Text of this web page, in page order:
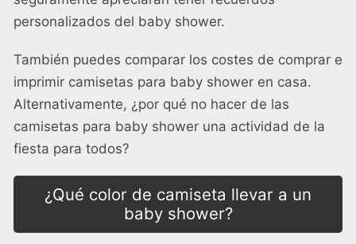
personalizados del baby shower.
También puedes comparar los costes de comprar e
imprimir camisetas para baby shower en casa.
Alternativamente, ¿por qué no hacer de las
camisetas para baby shower una actividad de la
fiesta para todos?
¿Qué color de camiseta llevar a un
baby shower?